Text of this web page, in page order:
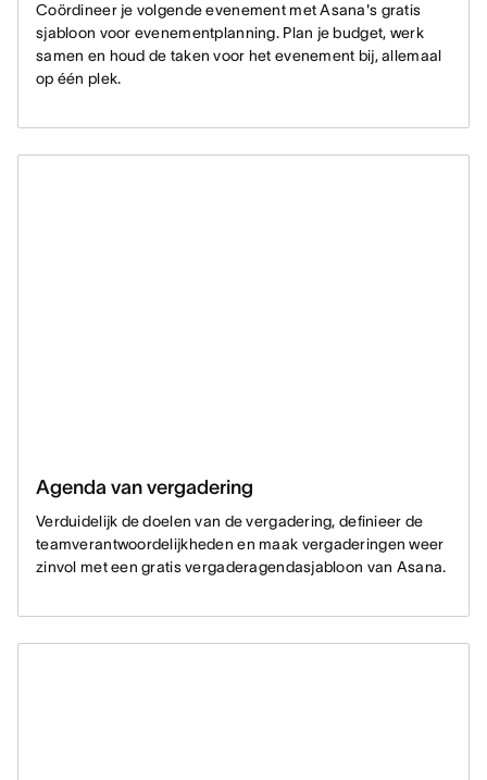
Coördineer je volgende evenement met Asana's gratis
sjabloon voor evenementplanning. Plan je budget, werk
samen en houd de taken voor het evenement bij, allemaal
op één plek.
Agenda van vergadering
Verduidelijk de doelen van de vergadering, definieer de
teamverantwoordelijkheden en maak vergaderingen weer
zinvol met een gratis vergaderagendasjabloon van Asana.